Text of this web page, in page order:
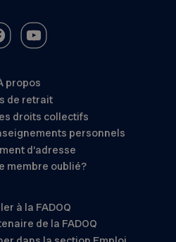
propos
de retrait
droits collectifs
personnels
d’adresse
membre oublié?
à la FADOQ
de la FADOQ